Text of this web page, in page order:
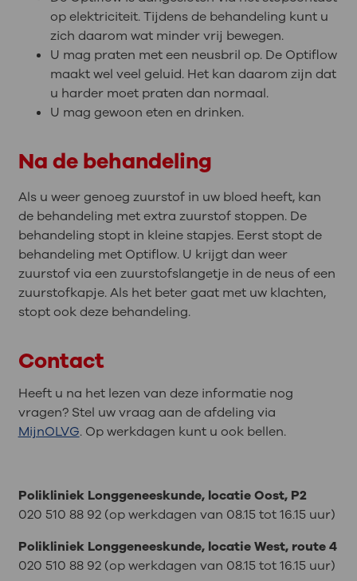
op elektriciteit. Tijdens de behandeling kunt u
zich daarom wat minder vrij bewegen.
U mag praten met een neusbril op. De Optiflow
maakt wel veel geluid. Het kan daarom zijn dat
u harder moet praten dan normaal.
U mag gewoon eten en drinken.
Na de behandeling
Als u weer genoeg zuurstof in uw bloed heeft, kan
de behandeling met extra zuurstof stoppen. De
behandeling stopt in kleine stapjes. Eerst stopt de
behandeling met Optiflow. U krijgt dan weer
zuurstof via een zuurstofslangetje in de neus of een
zuurstofkapje. Als het beter gaat met uw klachten,
stopt ook deze behandeling.
Contact
Heeft u na het lezen van deze informatie nog
vragen? Stel uw vraag aan de afdeling via
MijnOLVG. Op werkdagen kunt u ook bellen.
Polikliniek Longgeneeskunde, locatie Oost, P2
020 510 88 92 (op werkdagen van 08.15 tot 16.15 uur)
Polikliniek Longgeneeskunde, locatie West, route 4
020 510 88 92 (op werkdagen van 08.15 tot 16.15 uur)